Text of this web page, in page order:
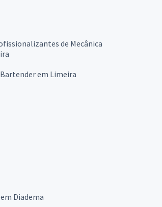
de Mecânica
em Limeira
Diadema